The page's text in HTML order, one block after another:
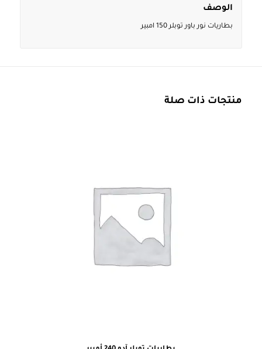
الوصف
بطاريات نور باور توبلر 150 امبير
منتجات ذات صلة